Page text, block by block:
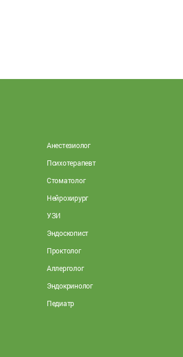
Анестезиолог
Психотерапевт
Стоматолог
Нейрохирург
УЗИ
Эндоскопист
Проктолог
Аллерголог
Эндокринолог
Педиатр